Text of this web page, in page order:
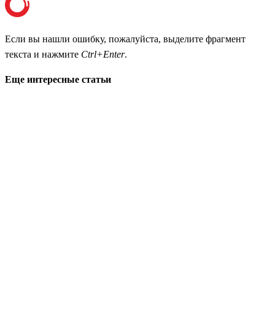
Если вы нашли ошибку, пожалуйста, выделите фрагмент
текста и нажмите Ctrl+Enter.
Еще интересные статьи